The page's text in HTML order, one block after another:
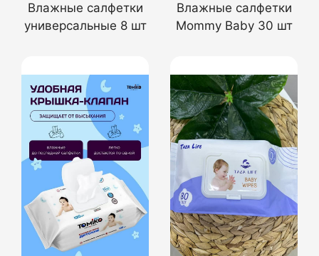
Влажные салфетки
универсальные 8 шт
Влажные салфетки
Mommy Baby 30 шт